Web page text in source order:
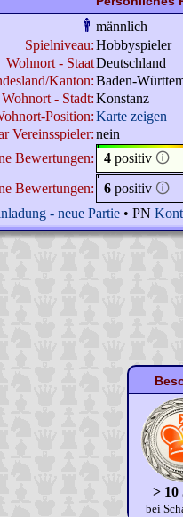
männlich
Spielniveau:Hobbyspieler
Wohnort - StaatDeutschland
Kanton:Baden-
Wohnort - Stadt:Konstanz
Position:Karte zeigen
Vereinsspieler:nein
Bewertungen:
4 positiv 🛈
Bewertungen:
6 positiv 🛈
- neue Partie • PN
> 10
bei